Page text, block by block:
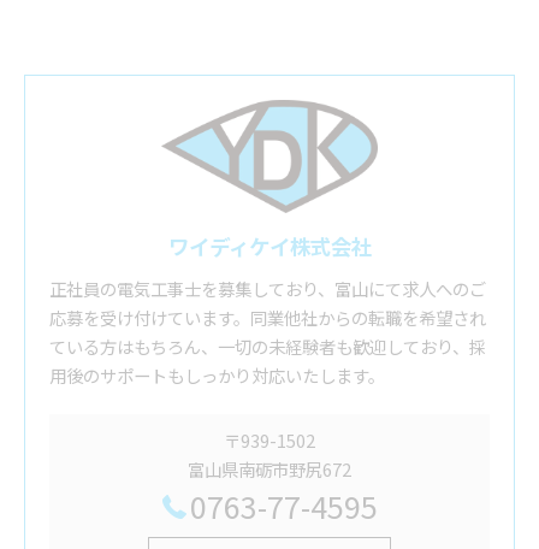
ワイディケイ株式会社
正社員の電気工事士を募集しており、富山にて求人へのご
応募を受け付けています。同業他社からの転職を希望され
ている方はもちろん、一切の未経験者も歓迎しており、採
用後のサポートもしっかり対応いたします。
〒939-1502
富山県南砺市野尻672
0763-77-4595